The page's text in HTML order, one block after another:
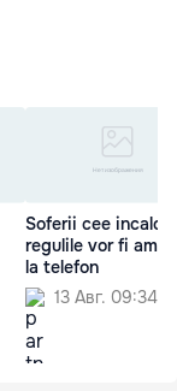
Soferii cee incalca
regulile vor fi
la telefon
13 Авг. 09:34